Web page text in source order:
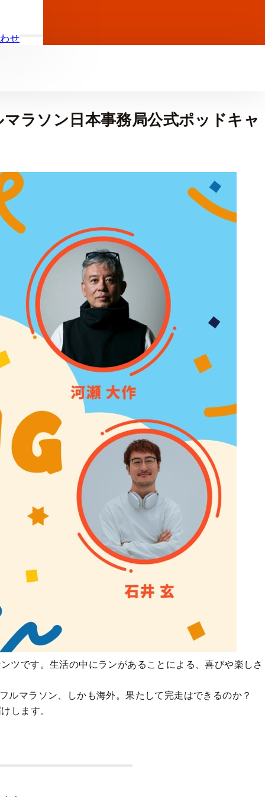
せ
ラソン日本事務局公式ポッドキャ
ツです。生活の中にランがあることによる、喜びや楽しさ
マラソン、しかも海外。果たして完走はできるのか？
します。